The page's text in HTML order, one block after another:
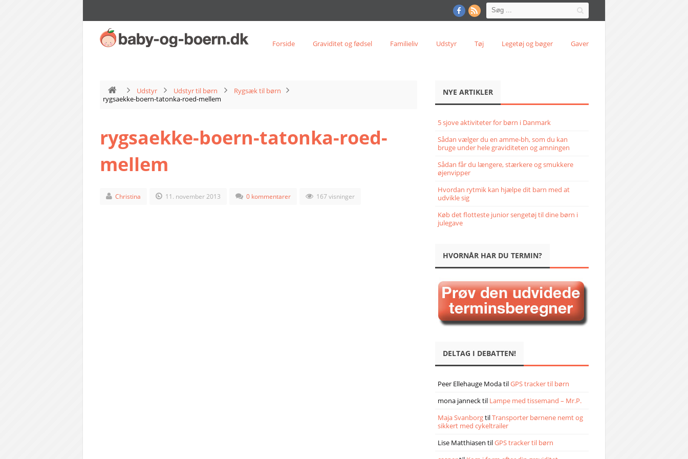
Forside Graviditet og fødsel Familieliv Udstyr Tøj Legetøj og bøger Gaver
Udstyr Udstyr til børn
Rygsæk til børn
rygsaekke-boern-tatonka-roed-mellem
rygsaekke-boern-tatonka-roed-
mellem
Christina 11. november 2013 0 kommentarer 167 visninger
NYE ARTIKLER
5 sjove aktiviteter for børn i Danmark
Sådan vælger du en amme-bh, som du kan
bruge under hele graviditeten og amningen
Sådan får du længere, stærkere og smukkere
øjenvipper
Hvordan rytmik kan hjælpe dit barn med at
udvikle sig
Køb det flotteste junior sengetøj til dine børn i
julegave
HVORNÅR HAR DU TERMIN?
DELTAG I DEBATTEN!
Peer Ellehauge ModatilGPS tracker til børn
mona jannecktil Lampe med tissemand – Mr.P.
Maja SvanborgtilTransporter børnene nemt og
sikkert med cykeltrailer
Lise Matthiasen tilGPS tracker til børn